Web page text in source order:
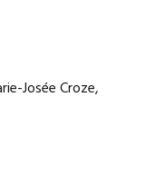
Josée Croze,